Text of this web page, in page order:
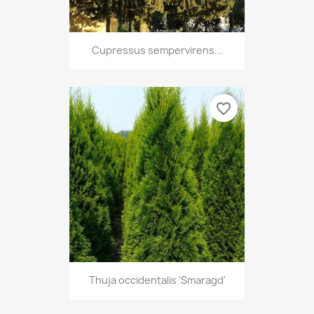
Cupressus sempervirens...
Thuja occidentalis 'Smaragd'
favorite_border